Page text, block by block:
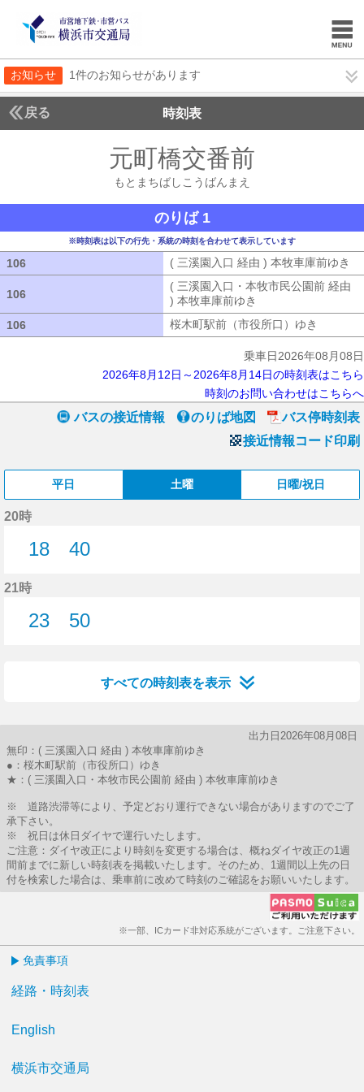
お知らせ 1件のお知らせがあります
戻る 時刻表
元町橋交番前
もとまちばしこうばんまえ
のりば 1
※時刻表は以下の行先・系統の時刻を合わせて表示しています
106 ( 三溪園入口 経由 ) 本牧車庫前ゆき
106
( 三溪園入口・本牧市民公園前 経由
) 本牧車庫前ゆき
106
桜木町駅前（市役所口）ゆき
乗車日2026年08月08日
2026年8月12日～2026年8月14日の時刻表はこちら
時刻のお問い合わせはこちらへ
バスの接近情報 のりば地図
バス停時刻表
接近情報コード印刷
平日 土曜 日曜/祝日
20時
18
40
21時
23
50
すべての時刻表を表示
出力日2026年08月08日
無印：( 三溪園入口 経由 ) 本牧車庫前ゆき
●：桜木町駅前（市役所口）ゆき
★：( 三溪園入口・本牧市民公園前 経由 ) 本牧車庫前ゆき
※ 道路渋滞等により、予定どおり運行できない場合がありますのでご了
承下さい。
※ 祝日は休日ダイヤで運行いたします。
ご注意：ダイヤ改正により時刻を変更する場合は、概ねダイヤ改正の1週
間前までに新しい時刻表を掲載いたします。そのため、1週間以上先の日
付を検索した場合は、乗車前に改めて時刻のご確認をお願いいたします。
※一部、ICカード非対応系統がございます。ご注意下さい。
免責事項
経路・時刻表
English
横浜市交通局